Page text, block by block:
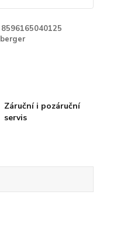
8596165040125
berger
Záruční i pozáruční
servis